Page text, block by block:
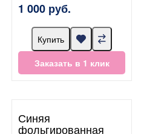
1 000 руб.
Купить
Заказать в 1 клик
Синяя
фольгированная